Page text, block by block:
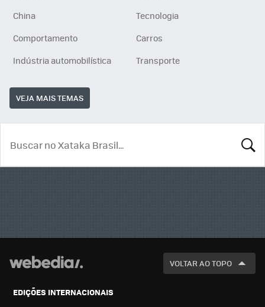
China
Tecnologia
Comportamento
Carros
Indústria automobilística
Transporte
VEJA MAIS TEMAS
VOLTAR AO TOPO
EDIÇÕES INTERNACIONAIS